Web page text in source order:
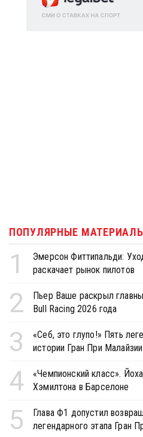
ПОПУЛЯРНЫЕ
1
Эмерсон Фиттипальди:
раскачает рынок пилотов
2
Пьер Ваше раскрыл
Bull Racing 2026 года
3
«Себ, это глупо!» Пять
истории Гран При Малайзии
4
«Чемпионский класс».
Хэмилтона в Барселоне
5
Глава Ф1 допустил
легендарного этапа Гран